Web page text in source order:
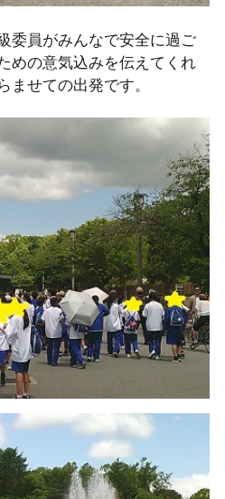
委員がみんなで安全に過ご
めの意気込みを伝えてくれ
ませての出発です。